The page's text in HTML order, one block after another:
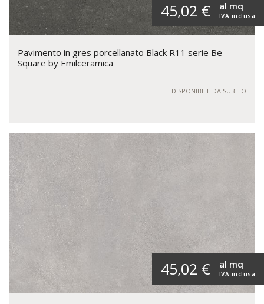
45,02 € IVA inclusa
al mq
Pavimento in gres porcellanato Black R11 serie Be
Square by Emilceramica
DISPONIBILE DA SUBITO
45,02 € IVA inclusa
al mq